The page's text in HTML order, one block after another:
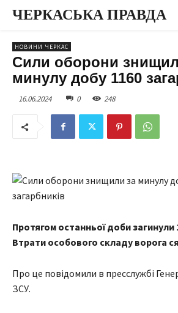
ЧЕРКАСЬКА ПРАВДА
НОВИНИ ЧЕРКАС
Сили оборони
минулу добу 1160
16.06.2024 0 248
Протягом останньої доби загинули
Втрати особового складу ворога
Про це повідомили в пресслужбі
ЗСУ.